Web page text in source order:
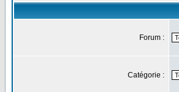
Forum :
Catégorie :